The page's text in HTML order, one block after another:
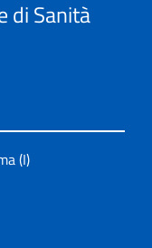
di Sanità
(I)